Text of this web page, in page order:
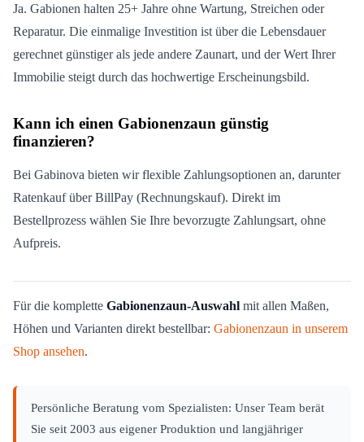
Ja. Gabionen halten 25+ Jahre ohne Wartung, Streichen oder
Reparatur. Die einmalige Investition ist über die Lebensdauer
gerechnet günstiger als jede andere Zaunart, und der Wert Ihrer
Immobilie steigt durch das hochwertige Erscheinungsbild.
Kann ich einen Gabionenzaun günstig
finanzieren?
Bei Gabinova bieten wir flexible Zahlungsoptionen an, darunter
Ratenkauf über BillPay (Rechnungskauf). Direkt im
Bestellprozess wählen Sie Ihre bevorzugte Zahlungsart, ohne
Aufpreis.
Für die komplette Gabionenzaun-Auswahl mit allen Maßen,
Höhen und Varianten direkt bestellbar: Gabionenzaun in unserem
Shop ansehen.
Persönliche Beratung vom Spezialisten: Unser Team berät
Sie seit 2003 aus eigener Produktion und langjähriger